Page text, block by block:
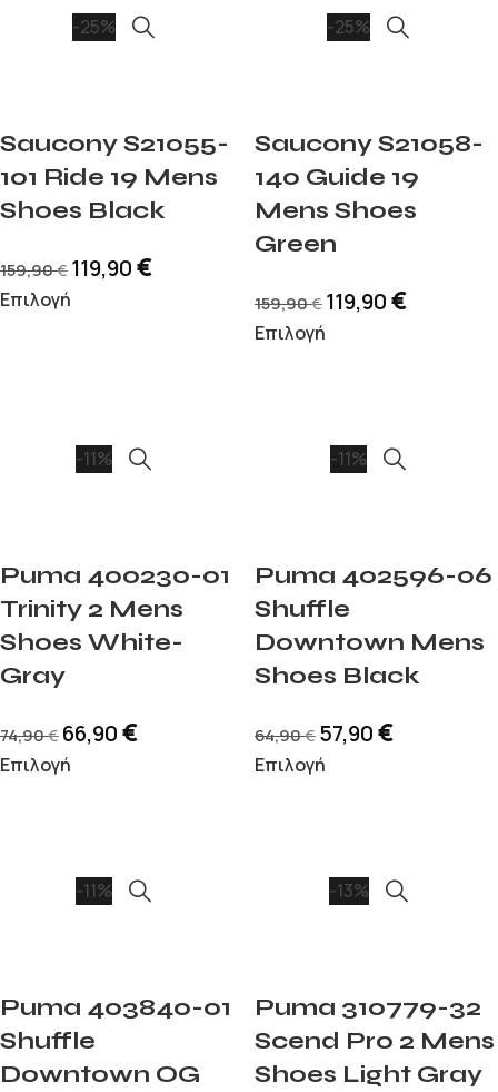
-25%
Saucony S21055-
101 Ride 19 Mens
Shoes Black
159,90€ 119,90€
Επιλογή
-25%
Saucony S21058-
140 Guide 19
Mens Shoes
Green
159,90€ 119,90€
Επιλογή
-11%
Puma 400230-01
Trinity 2 Mens
Shoes White-
Gray
74,90€ 66,90€
Επιλογή
-11%
Puma 402596-06
Shuffle
Downtown Mens
Shoes Black
64,90€ 57,90€
Επιλογή
-11%
Puma 403840-01
Shuffle
Downtown OG
-13%
Puma 310779-32
Scend Pro 2 Mens
Shoes Light Gray